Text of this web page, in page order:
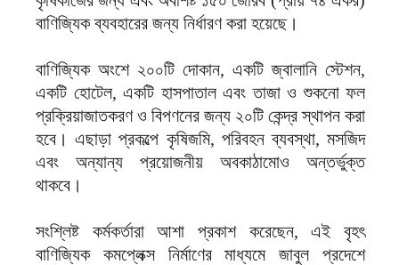
বাণিজ্যিক ব্যবহারের জন্য নির্ধারণ করা হয়েছে।
বাণিজ্যিক অংশে ২০০টি দোকান, একটি জ্বালানি স্টেশন,
একটি হোটেল, একটি হাসপাতাল এবং তাজা ও শুকনো ফল
প্রক্রিয়াজাতকরণ ও বিপণনের জন্য ২০টি কেন্দ্র স্থাপন করা
হবে। এছাড়া প্রকল্পে কৃষিজমি, পরিবহন ব্যবস্থা, মসজিদ
এবং অন্যান্য প্রয়োজনীয় অবকাঠামোও অন্তর্ভুক্ত
থাকবে।
সংশ্লিষ্ট কর্মকর্তারা আশা প্রকাশ করেছেন, এই বৃহৎ
বাণিজ্যিক কমপ্লেক্স নির্মাণের মাধ্যমে জাবুল প্রদেশে